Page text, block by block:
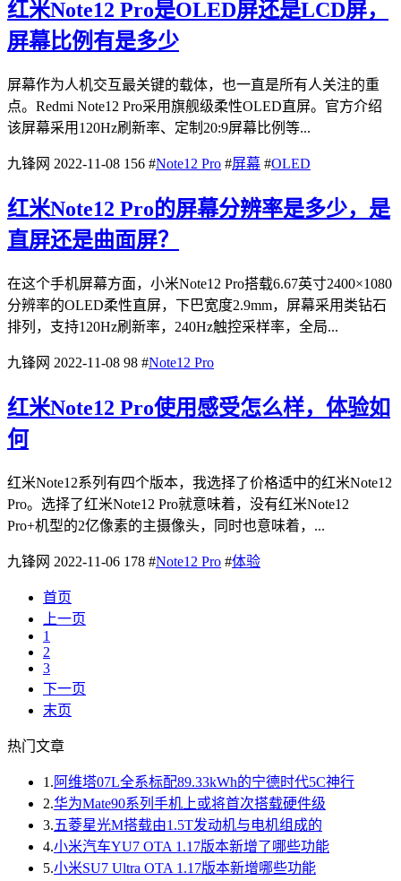
红米Note12 Pro是OLED屏还是LCD屏，
屏幕比例有是多少
屏幕作为人机交互最关键的载体，也一直是所有人关注的重
点。Redmi Note12 Pro采用旗舰级柔性OLED直屏。官方介绍
该屏幕采用120Hz刷新率、定制20:9屏幕比例等...
九锋网 2022-11-08 156 #Note12 Pro #屏幕 #OLED
红米Note12 Pro的屏幕分辨率是多少，是
直屏还是曲面屏？
在这个手机屏幕方面，小米Note12 Pro搭载6.67英寸2400×1080
分辨率的OLED柔性直屏，下巴宽度2.9mm，屏幕采用类钻石
排列，支持120Hz刷新率，240Hz触控采样率，全局...
九锋网 2022-11-08 98 #Note12 Pro
红米Note12 Pro使用感受怎么样，体验如
何
红米Note12系列有四个版本，我选择了价格适中的红米Note12
Pro。选择了红米Note12 Pro就意味着，没有红米Note12
Pro+机型的2亿像素的主摄像头，同时也意味着，...
九锋网 2022-11-06 178 #Note12 Pro #体验
首页
上一页
1
2
3
下一页
末页
热门文章
1. 阿维塔07L全系标配89.33kWh的宁德时代5C神行
2.华为Mate90系列手机上或将首次搭载硬件级
3.五菱星光M搭载由1.5T发动机与电机组成的
4.小米汽车YU7 OTA 1.17版本新增了哪些功能
5.小米SU7 Ultra OTA 1.17版本新增哪些功能